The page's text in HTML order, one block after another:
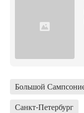
Большой
Санкт-Петербург